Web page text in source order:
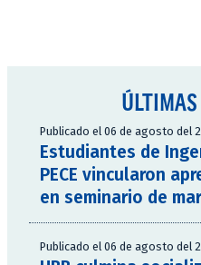
Publicado el 06 de agosto del
Estudiantes de
PECE vincularon
en seminario de
Publicado el 06 de agosto del